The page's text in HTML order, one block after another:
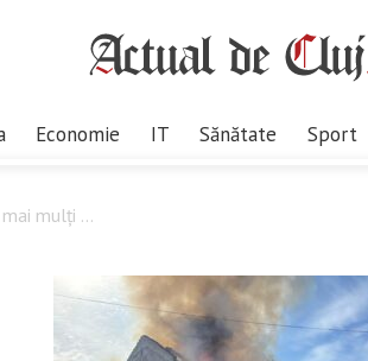
Economie IT Sănătate Sport
mulți ...